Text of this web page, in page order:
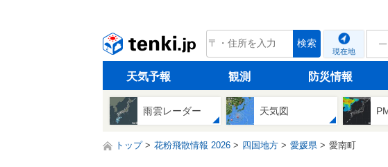
tenki.jp 検索
現在地
天気予報 観測 防災情報
雨雲レーダー 天気図
トップ 花粉飛散情報 2026 四国地方 愛媛県 愛南町